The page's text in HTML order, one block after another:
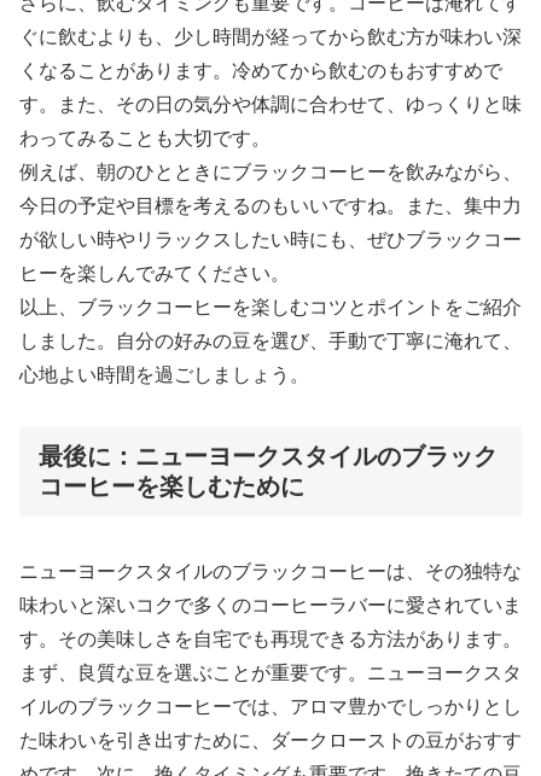
ぐに飲むよりも、少し時間が経ってから飲む方が味わい深
くなることがあります。冷めてから飲むのもおすすめで
す。また、その日の気分や体調に合わせて、ゆっくりと味
わってみることも大切です。
例えば、朝のひとときにブラックコーヒーを飲みながら、
今日の予定や目標を考えるのもいいですね。また、集中力
が欲しい時やリラックスしたい時にも、ぜひブラックコー
ヒーを楽しんでみてください。
以上、ブラックコーヒーを楽しむコツとポイントをご紹介
しました。自分の好みの豆を選び、手動で丁寧に淹れて、
心地よい時間を過ごしましょう。
最後に：ニューヨークスタイルのブラック
コーヒーを楽しむために
ニューヨークスタイルのブラックコーヒーは、その独特な
味わいと深いコクで多くのコーヒーラバーに愛されていま
す。その美味しさを自宅でも再現できる方法があります。
まず、良質な豆を選ぶことが重要です。ニューヨークスタ
イルのブラックコーヒーでは、アロマ豊かでしっかりとし
た味わいを引き出すために、ダークローストの豆がおすす